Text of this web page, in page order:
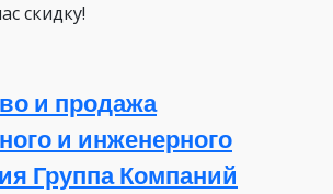
скидку!
и продажа
и инженерного
Группа Компаний